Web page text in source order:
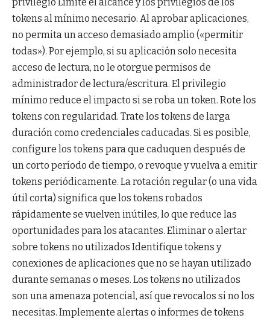
tokens al mínimo necesario. Al aprobar aplicaciones,
no permita un acceso demasiado amplio («permitir
todas»). Por ejemplo, si su aplicación solo necesita
acceso de lectura, no le otorgue permisos de
administrador de lectura/escritura. El privilegio
mínimo reduce el impacto si se roba un token. Rote los
tokens con regularidad. Trate los tokens de larga
duración como credenciales caducadas. Si es posible,
configure los tokens para que caduquen después de
un corto período de tiempo, o revoque y vuelva a emitir
tokens periódicamente. La rotación regular (o una vida
útil corta) significa que los tokens robados
rápidamente se vuelven inútiles, lo que reduce las
oportunidades para los atacantes. Eliminar o alertar
sobre tokens no utilizados Identifique tokens y
conexiones de aplicaciones que no se hayan utilizado
durante semanas o meses. Los tokens no utilizados
son una amenaza potencial, así que revocalos si no los
necesitas. Implemente alertas o informes de tokens